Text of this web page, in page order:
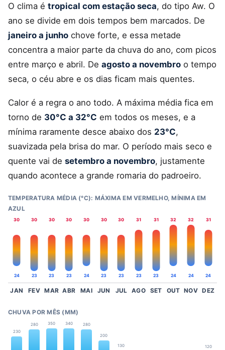
O clima é tropical com estação seca, do tipo Aw. O
ano se divide em dois tempos bem marcados. De
janeiro a junho chove forte, e essa metade
concentra a maior parte da chuva do ano, com picos
entre março e abril. De agosto a novembro o tempo
seca, o céu abre e os dias ficam mais quentes.
Calor é a regra o ano todo. A máxima média fica em
torno de 30°C a 32°C em todos os meses, e a
mínima raramente desce abaixo dos 23°C,
suavizada pela brisa do mar. O período mais seco e
quente vai de setembro a novembro, justamente
quando acontece a grande romaria do padroeiro.
TEMPERATURA MÉDIA (°C): MÁXIMA EM VERMELHO, MÍNIMA EM
AZUL
30
24
30
23
30
23
30
23
30
24
30
23
30
23
31
23
31
23
32
24
32
24
31
24
JAN FEV MAR ABR MAI JUN JUL AGO SET OUT NOV DEZ
CHUVA POR MÊS (MM)
230
280 350 340 280
200
130
120